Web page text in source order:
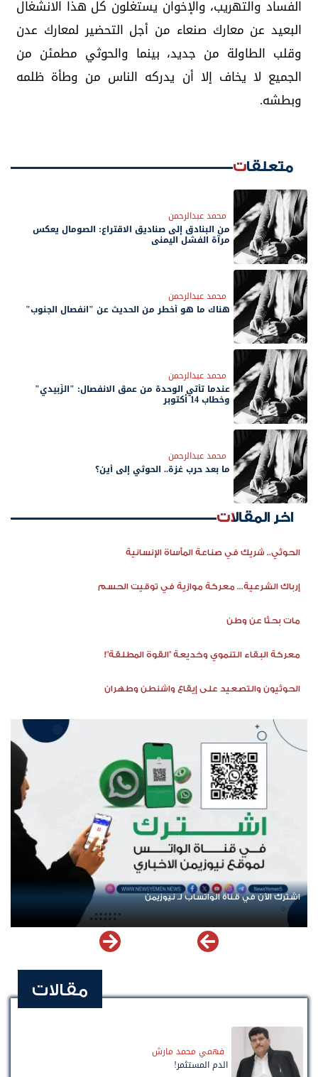
الفساد والتهريب، والإخوان يستغلون كل هذا الانشغال
البعيد عن معارك صنعاء من أجل التحضير لمعارك عدن
وقلب الطاولة من جديد، بينما والحوثي مطمئن من
الجميع لا يخاف إلا أن يدركه الناس من وطأة ظلمه
وبطشه.
متعلقات
محمد عبدالرحمن
من البنادق إلى صناديق الاقتراع: الصومال يعكس
مرآة الفشل اليمني
محمد عبدالرحمن
هناك ما هو أخطر من الحديث عن "انفصال الجنوب"
محمد عبدالرحمن
عندما تأتي الوحدة من عمق الانفصال: "الزُبيدي"
وخطاب 14 أكتوبر
محمد عبدالرحمن
ما بعد حرب غزة.. الحوثي إلى أين؟
اخر المقالات
الحوثي.. شريك في صناعة المأساة الإنسانية
إرباك الشرعية... معركة موازية في توقيت الحسم
مات بحثًا عن وطن
معركة البقاء التنموي وخديعة "القوة المطلقة"!
الحوثيون والتصعيد على إيقاع واشنطن وطهران
اشترك الآن في قناة الواتساب لـ نيوزيمن
مقالات
فهمي محمد مارش
الدم المستثمر!